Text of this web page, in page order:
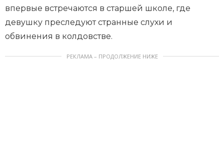
впервые встречаются в старшей школе, где
девушку преследуют странные слухи и
обвинения в колдовстве.
РЕКЛАМА – ПРОДОЛЖЕНИЕ НИЖЕ